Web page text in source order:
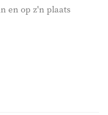
en op z'n plaats